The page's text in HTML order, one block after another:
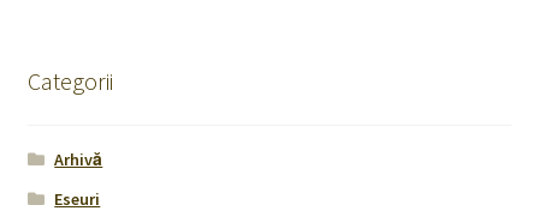
Categorii
Arhivă
Eseuri